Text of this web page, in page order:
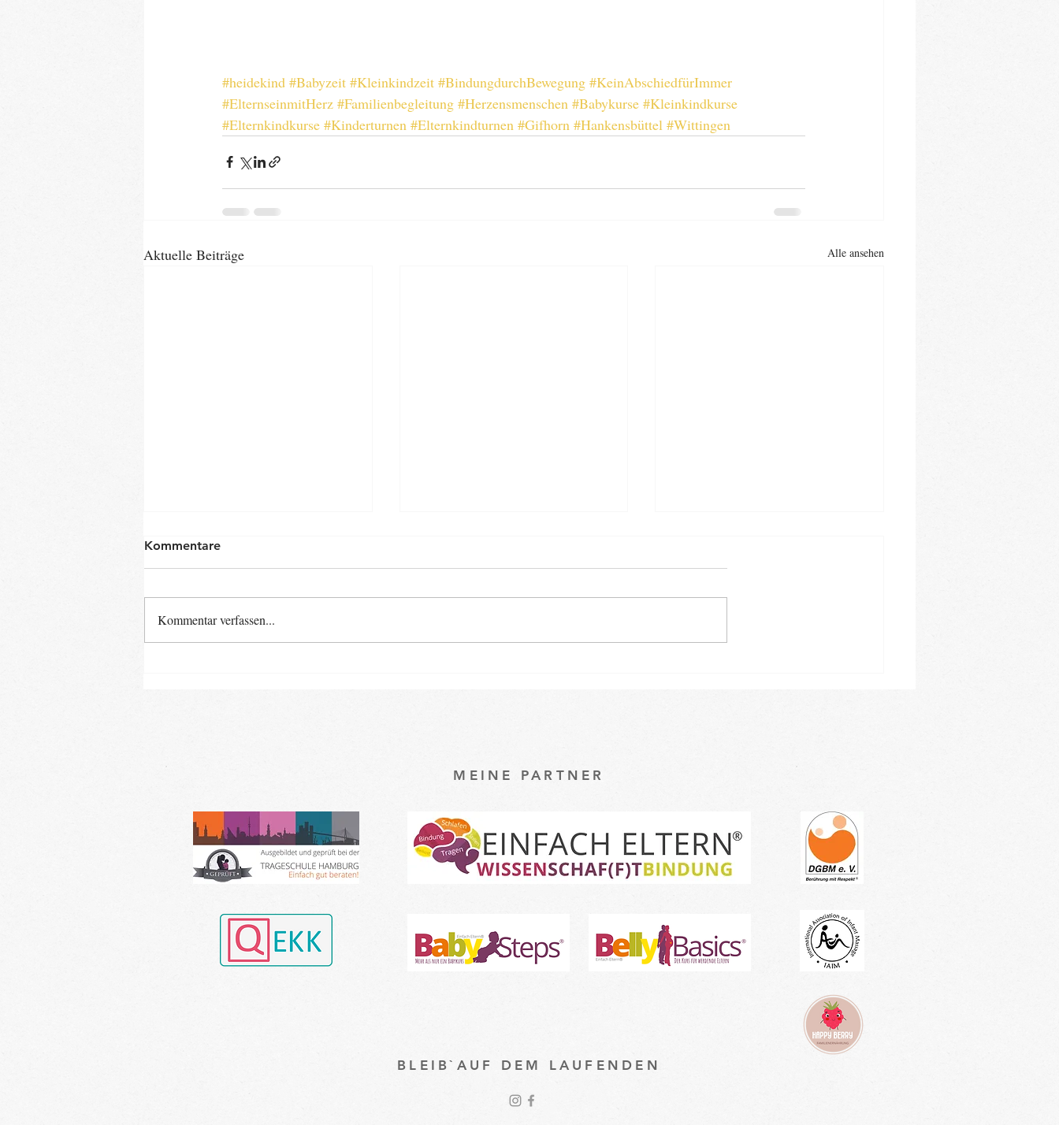
#heidekind #Babyzeit #Kleinkindzeit #BindungdurchBewegung #KeinAbschiedfürImmer
#ElternseinmitHerz #Familienbegleitung #Herzensmenschen #Babykurse #Kleinkindkurse
#Elternkindkurse #Kinderturnen #Elternkindturnen #Gifhorn #Hankensbüttel #Wittingen
Aktuelle Beiträge Alle ansehen
Kommentare
Kommentar verfassen...
MEINE PARTNER
BLEIB`AUF DEM LAUFENDEN